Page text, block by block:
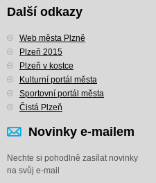
Další odkazy
Web města Plzně
Plzeň 2015
Plzeň v kostce
Kulturní portál města
Sportovní portál města
Čistá Plzeň
Novinky e-mailem
Nechte si pohodlně zasílat novinky
na svůj e-mail